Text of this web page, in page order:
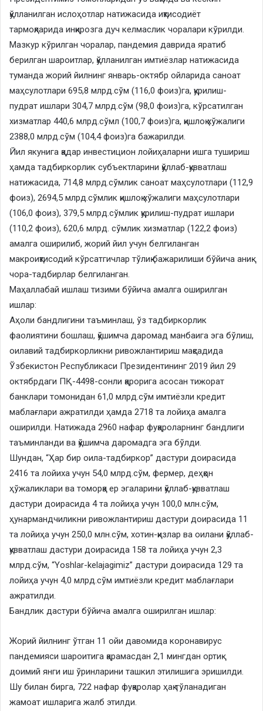
қўлланилган ислоҳотлар натижасида иқтисодиёт
тармоқларида инқирозга дуч келмаслик чоралари кўрилди.
Мазкур кўрилган чоралар, пандемия даврида яратиб
берилган шароитлар, қўлланилган имтиёзлар натижасида
туманда жорий йилнинг январь-октябр ойларида саноат
маҳсулотлари 695,8 млрд.сўм (116,0 фоиз)га, қурилиш-
пудрат ишлари 304,7 млрд.сўм (98,0 фоиз)га, кўрсатилган
хизматлар 440,6 млрд.сўмл (100,7 фоиз)га, қишлоқ хўжалиги
2388,0 млрд.сўм (104,4 фоиз)га бажарилди.
Йил якунига қадар инвестицион лойиҳаларни ишга тушириш
ҳамда тадбиркорлик субъектларини қўллаб-қувватлаш
натижасида, 714,8 млрд.сўмлик саноат маҳсулотлари (112,9
фоиз), 2694,5 млрд.сўмлик қишлоқ хўжалиги маҳсулотлари
(106,0 фоиз), 379,5 млрд.сўмлик қурилиш-пудрат ишлари
(110,2 фоиз), 620,6 млрд. сўмлик хизматлар (122,2 фоиз)
амалга оширилиб, жорий йил учун белгиланган
макроиқтисодий кўрсатгичлар тўлиқ бажарилиши бўйича аниқ
чора-тадбирлар белгиланган.
Маҳаллабай ишлаш тизими бўйича амалга оширилган
ишлар:
Аҳоли бандлигини таъминлаш, ўз тадбиркорлик
фаолиятини бошлаш, қўшимча даромад манбаига эга бўлиш,
оилавий тадбиркорликни ривожлантириш мақсадида
Ўзбекистон Республикаси Президентининг 2019 йил 29
октябрдаги ПҚ-4498-сонли қарорига асосан тижорат
банклари томонидан 61,0 млрд.сўм имтиёзли кредит
маблағлари ажратилди ҳамда 2718 та лойиҳа амалга
оширилди. Натижада 2960 нафар фуқароларнинг бандлиги
таъминланди ва қўшимча даромадга эга бўлди.
Шундан, “Ҳар бир оила-тадбиркор” дастури доирасида
2416 та лойиха учун 54,0 млрд.сўм, фермер, деҳқон
ҳўжаликлари ва томорқа ер эгаларини қўллаб-қувватлаш
дастури доирасида 4 та лойиҳа учун 100,0 млн.сўм,
ҳунармандчиликни ривожлантириш дастури доирасида 11
та лойиҳа учун 250,0 млн.сўм, хотин-қизлар ва оилани қўллаб-
қувватлаш дастури доирасида 158 та лойиҳа учун 2,3
млрд.сўм, “Yoshlar-kelajagimiz” дастури доирасида 129 та
лойиҳа учун 4,0 млрд.сўм имтиёзли кредит маблағлари
ажратилди.
Бандлик дастури бўйича амалга оширилган ишлар:
Жорий йилнинг ўтган 11 ойи давомида коронавирус
пандемияси шароитига қарамасдан 2,1 мингдан ортиқ
доимий янги иш ўринларини ташкил этилишига эришилди.
Шу билан бирга, 722 нафар фуқаролар ҳақ тўланадиган
жамоат ишларига жалб этилди.